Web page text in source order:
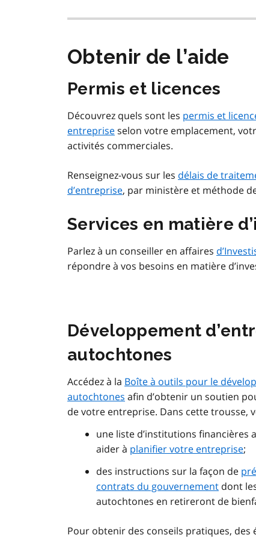
Obtenir de l’aide
Permis et licences
Découvrez quels sont les permis et
entrepriseselon votre emplacement,
activités commerciales.
Renseignez-vous sur les délais de
d’entreprise, par ministère et méthode
Services en matière
Parlez à un conseiller en affaires
répondre à vos besoins en matière
Développement
autochtones
Accédez à la Boîte à outils pour le
autochtones afin d’obtenir un soutien
de votre entreprise. Dans cette trousse,
une liste d’institutions financières
aider à planifier votre entreprise;
des instructions sur la façon de
contrats du gouvernement dont
autochtones en retireront de
Pour obtenir des conseils pratiques, des